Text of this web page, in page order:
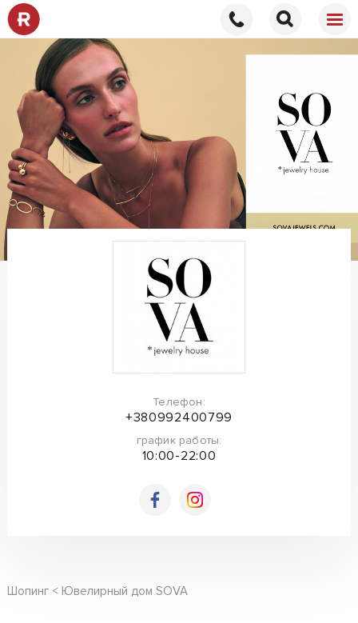
Телефон:
+380992400799
график работы:
10:00-22:00
Шопинг Ювелирный дом SOVA